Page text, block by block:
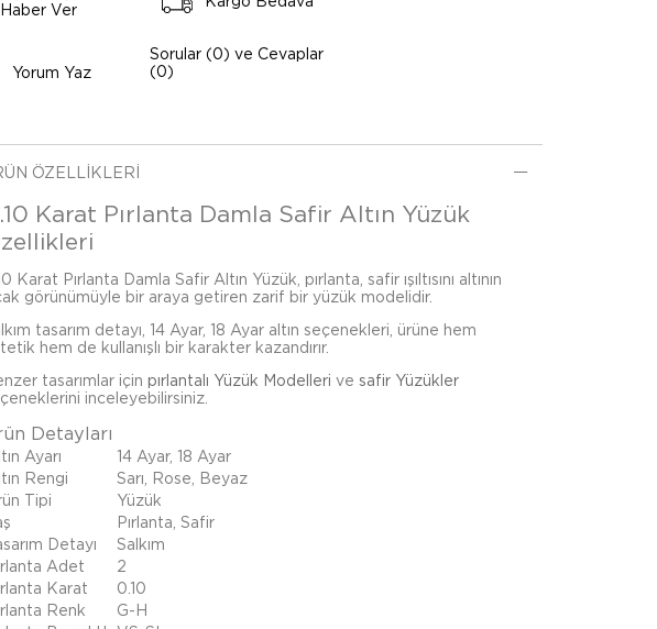
Haber Ver
Yorum Yaz
Sorular (0) ve Cevaplar
(0)
ÖZELLIKLERI
Karat Pırlanta Damla Safir Altın Yüzük
Karat Pırlanta Damla Safir Altın Yüzük, pırlanta, safir ışıltısını altının
görünümüyle bir araya getiren zarif bir yüzük modelidir.
tasarım detayı, 14 Ayar, 18 Ayar altın seçenekleri, ürüne hem
hem de kullanışlı bir karakter kazandırır.
tasarımlar için pırlantalı Yüzük Modelleri ve safir Yüzükler
inceleyebilirsiniz.
Detayları
Ayarı
14 Ayar, 18 Ayar
Rengi
Sarı, Rose, Beyaz
Tipi
Yüzük
Pırlanta, Safir
Detayı
Salkım
Adet
2
Karat
0.10
Renk
G-H